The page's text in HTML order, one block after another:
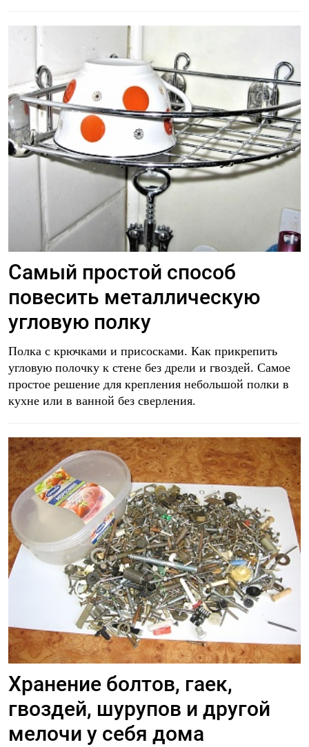
Самый простой способ
повесить металлическую
угловую полку
Полка с крючками и присосками. Как прикрепить
угловую полочку к стене без дрели и гвоздей. Самое
простое решение для крепления небольшой полки в
кухне или в ванной без сверления.
Хранение болтов, гаек,
гвоздей, шурупов и другой
мелочи у себя дома